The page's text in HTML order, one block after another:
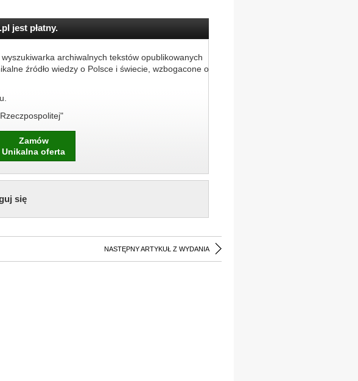
jest płatny.
archiwalnych tekstów opublikowanych
źródło wiedzy o Polsce i świecie, wzbogacone o
Zamów
Unikalna oferta
się
NASTĘPNY ARTYKUŁ Z WYDANIA